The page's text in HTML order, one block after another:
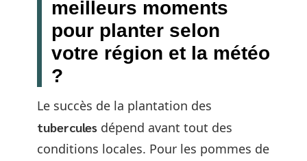
meilleurs moments
pour planter selon
votre région et la météo
?
Le succès de la plantation des
tubercules dépend avant tout des
conditions locales. Pour les pommes de